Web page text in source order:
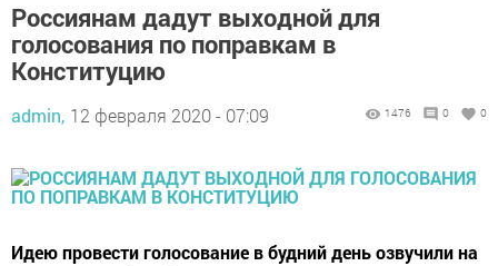
Россиянам дадут выходной для
голосования по поправкам в
Конституцию
admin, 12 февраля 2020 - 07:09 1476 0 0
Идею провести голосование в будний день озвучили на